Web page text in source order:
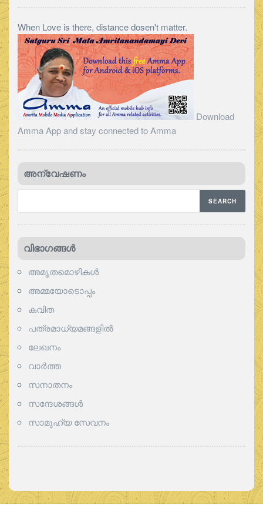
When Love is there, distance dosen't matter.
Download
Amma App and stay connected to Amma
അന്വേഷണം
വിഭാഗങ്ങള്‍
അമൃതമൊഴികള്‍
അമ്മയോടൊപ്പം
കവിത
പത്രമാധ്യമങ്ങളില്‍
ലേഖനം
വാര്‍ത്ത
സനാതനം
സന്ദേശങ്ങൾ
സാമൂഹ്യ സേവനം